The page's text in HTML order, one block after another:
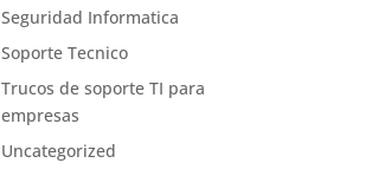
Seguridad Informatica
Soporte Tecnico
Trucos de soporte TI para
empresas
Uncategorized